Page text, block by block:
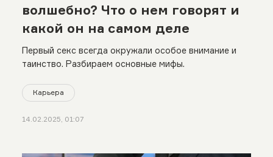
волшебно? Что о нем говорят и
какой он на самом деле
Первый секс всегда окружали особое внимание и
таинство. Разбираем основные мифы.
Карьера
14.02.2025, 01:07